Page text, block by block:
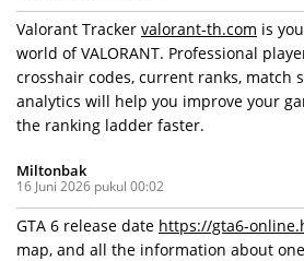
Valorant Tracker valorant-th.com is
world of VALORANT. Professional
crosshair codes, current ranks, match
analytics will help you improve your
the ranking ladder faster.
Miltonbak
16 Juni 2026 pukul 00:02
GTA 6 release date https://gta6-
map, and all the information about